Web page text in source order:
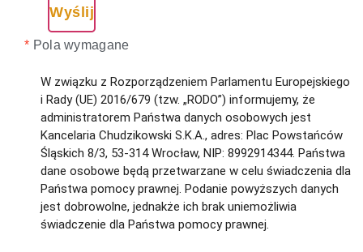
* Pola wymagane
W związku z Rozporządzeniem Parlamentu Europejskiego
i Rady (UE) 2016/679 (tzw. „RODO”) informujemy, że
administratorem Państwa danych osobowych jest
Kancelaria Chudzikowski S.K.A., adres: Plac Powstańców
Śląskich 8/3, 53-314 Wrocław, NIP: 8992914344. Państwa
dane osobowe będą przetwarzane w celu świadczenia dla
Państwa pomocy prawnej. Podanie powyższych danych
jest dobrowolne, jednakże ich brak uniemożliwia
świadczenie dla Państwa pomocy prawnej.